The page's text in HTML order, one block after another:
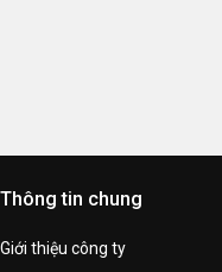
Thông tin chung
Giới thiệu công ty